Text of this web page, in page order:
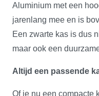
Aluminium met een
jarenlang mee en is
Een zwarte kas is dus
maar ook een
Altijd een passende
Of je nu een compacte